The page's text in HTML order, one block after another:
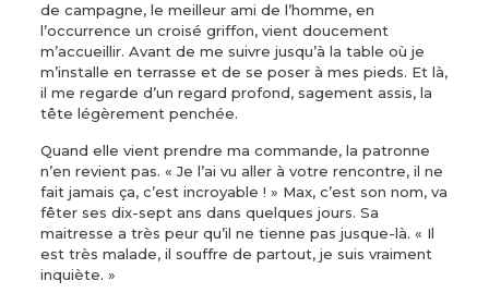
de campagne, le meilleur ami de l’homme, en
l’occurrence un croisé griffon, vient doucement
m’accueillir. Avant de me suivre jusqu’à la table où je
m’installe en terrasse et de se poser à mes pieds. Et là,
il me regarde d’un regard profond, sagement assis, la
tête légèrement penchée.
Quand elle vient prendre ma commande, la patronne
n’en revient pas. « Je l’ai vu aller à votre rencontre, il ne
fait jamais ça, c’est incroyable ! » Max, c’est son nom, va
fêter ses dix-sept ans dans quelques jours. Sa
maitresse a très peur qu’il ne tienne pas jusque-là. « Il
est très malade, il souffre de partout, je suis vraiment
inquiète. »